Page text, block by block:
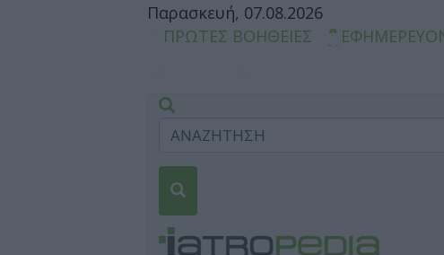
Παρασκευή, 07.08.2026
ΠΡΩΤΕΣ ΒΟΗΘΕΙΕΣ